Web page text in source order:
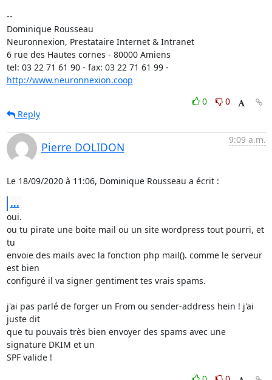
--
Dominique Rousseau
Neuronnexion, Prestataire Internet & Intranet
6 rue des Hautes cornes - 80000 Amiens
http://www.neuronnexion.coop
0
0
Reply
Pierre DOLIDON
9:09 a.m.
Le 18/09/2020 à 11:06, Dominique Rousseau a écrit :
...
oui.
ou tu pirate une boite mail ou un site wordpress tout pourri, et
tu
envoie des mails avec la fonction php mail(). comme le serveur
est bien
configuré il va signer gentiment tes vrais spams.
j'ai pas parlé de forger un From ou sender-address hein ! j'ai
juste dit
que tu pouvais très bien envoyer des spams avec une
signature DKIM et un
SPF valide !